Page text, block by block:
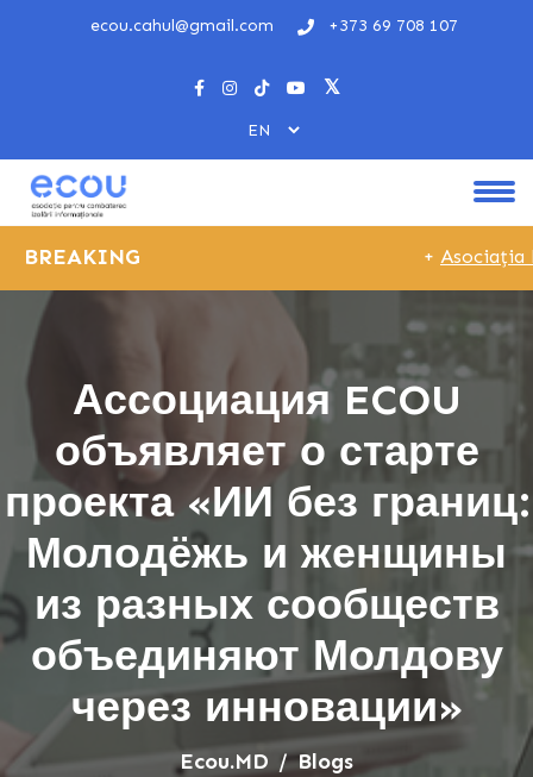
ecou.cahul@gmail.com +373 69 708 107
BREAKING +Asociația
Ассоциация ECOU
объявляет о старте
проекта «ИИ без границ:
Молодёжь и женщины
из разных сообществ
объединяют Молдову
через инновации»
Ecou.MD
Blogs